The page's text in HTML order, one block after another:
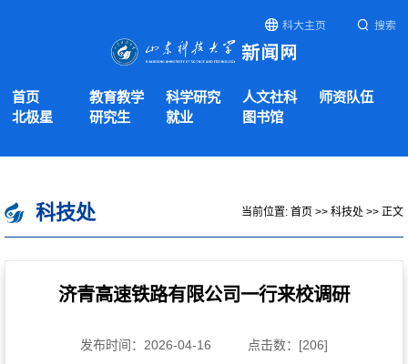
科大主页 搜索
首页 教育教学 科学研究 人文社科
师资队伍
北极星
研究生 就业 图书馆
科技处 当前位置: 首页 >> 科技处 >> 正文
济青高速铁路有限公司一行来校调研
发布时间：2026-04-16 点击数：[206]